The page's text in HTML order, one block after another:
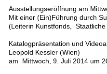
Ausstellungseröffnung am
Mit einer (Ein)Führung durch
(Leiterin Kunstfonds,
Katalogpräsentation und
Leopold Kessler (Wien)
am Mittwoch, 9. Juli 2014 um